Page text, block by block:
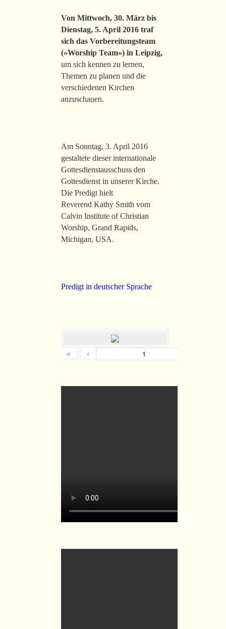
Von Mittwoch, 30. März bis
Dienstag, 5. April 2016 traf
sich das Vorbereitungsteam
(»Worship Team«) in Leipzig,
um sich kennen zu lernen,
Themen zu planen und die
verschiedenen Kirchen
anzuschauen.
Am Sonntag, 3. April 2016
gestaltete dieser internationale
Gottesdienstausschuss den
Gottesdienst in unserer Kirche.
Die Predigt hielt
Reverend Kathy Smith vom
Calvin Institute of Christian
Worship, Grand Rapids,
Michigan, USA.
Predigt in deutscher Sprache
« ‹